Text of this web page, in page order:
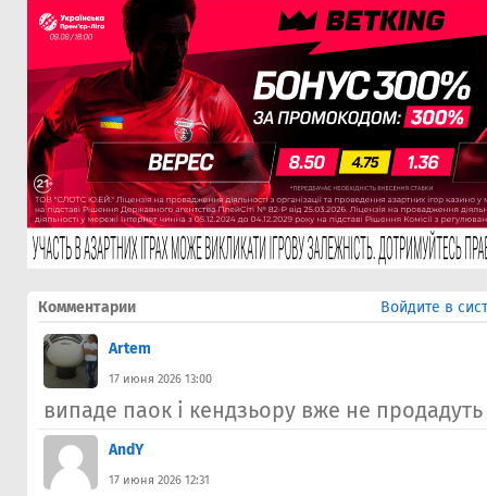
Комментарии Войдите в
Artem
17 июня 2026 13:00
випаде паок і кендзьору вже не
AndY
17 июня 2026 12:31